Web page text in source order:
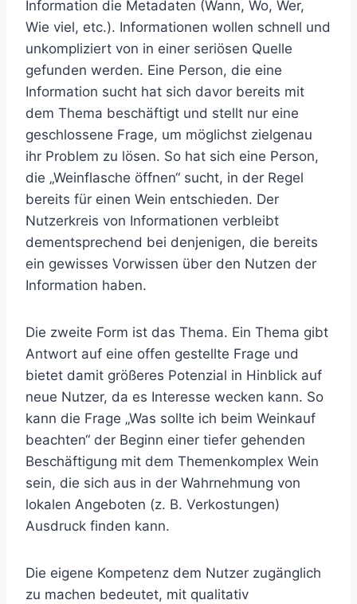
Information die Metadaten (Wann, Wo, Wer,
Wie viel, etc.). Informationen wollen schnell und
unkompliziert von in einer seriösen Quelle
gefunden werden. Eine Person, die eine
Information sucht hat sich davor bereits mit
dem Thema beschäftigt und stellt nur eine
geschlossene Frage, um möglichst zielgenau
ihr Problem zu lösen. So hat sich eine Person,
die „Weinflasche öffnen“ sucht, in der Regel
bereits für einen Wein entschieden. Der
Nutzerkreis von Informationen verbleibt
dementsprechend bei denjenigen, die bereits
ein gewisses Vorwissen über den Nutzen der
Information haben.
Die zweite Form ist das Thema. Ein Thema gibt
Antwort auf eine offen gestellte Frage und
bietet damit größeres Potenzial in Hinblick auf
neue Nutzer, da es Interesse wecken kann. So
kann die Frage „Was sollte ich beim Weinkauf
beachten“ der Beginn einer tiefer gehenden
Beschäftigung mit dem Themenkomplex Wein
sein, die sich aus in der Wahrnehmung von
lokalen Angeboten (z. B. Verkostungen)
Ausdruck finden kann.
Die eigene Kompetenz dem Nutzer zugänglich
zu machen bedeutet, mit qualitativ